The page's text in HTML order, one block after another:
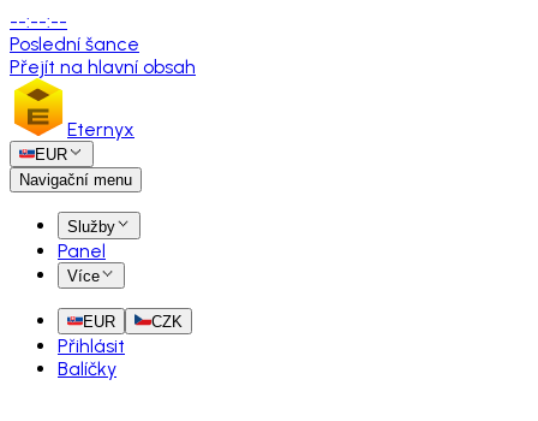
--:--:--
Poslední šance
Přejít na hlavní obsah
Eternyx
EUR
Navigační menu
Služby
Panel
Více
EUR CZK
Přihlásit
Balíčky